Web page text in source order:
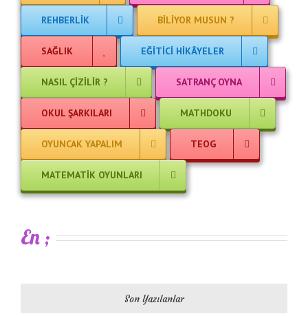
REHBERLIK BILIYOR MUSUN ?
SAĞLIK EĞITICI HIKÂYELER
NASIL ÇIZILIR ? SATRANÇ OYNA
OKUL ŞARKILARI MATHDOKU
OYUNCAK YAPALIM TEOG
MATEMATIK OYUNLARI
En ;
Son Yazılanlar